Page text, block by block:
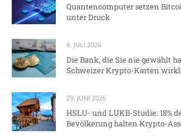
Quantencomputer setzen
unter Druck
8. JULI 2026
Die Bank, die Sie nie gewählt
Schweizer Krypto-Karten
29. JUNI 2026
HSLU- und LUKB-Studie: 18%
Bevölkerung halten Krypto-